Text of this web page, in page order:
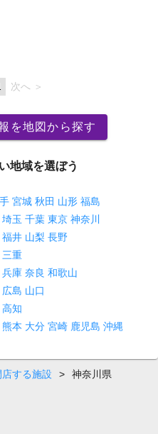
次へ page
を地図から探す
地域を選ぼう
宮城 秋田 山形 福島
埼玉 千葉 東京 神奈川
福井 山梨 長野
三重
兵庫 奈良 和歌山
広島 山口
高知
熊本 大分 宮崎 鹿児島 沖縄
する施設 > 神奈川県